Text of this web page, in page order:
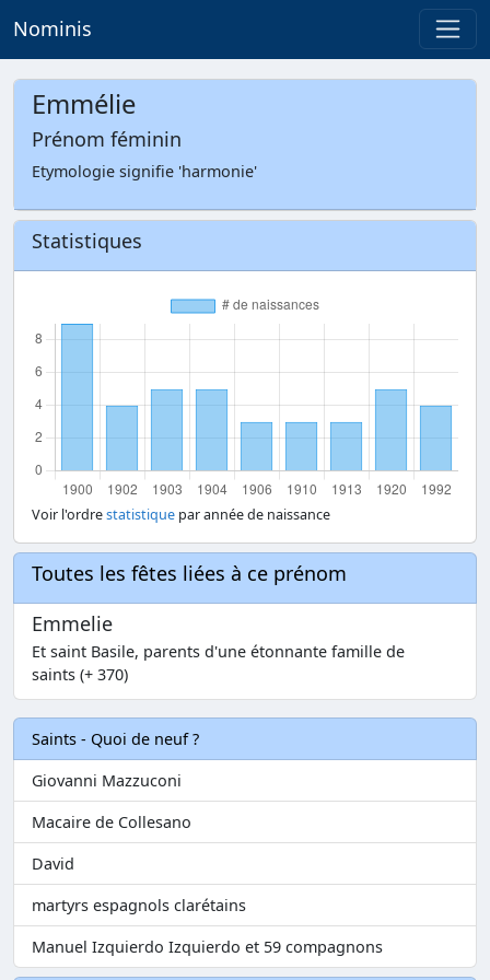
Nominis
Emmélie
Prénom féminin
Etymologie signifie 'harmonie'
Statistiques
Voir l'ordrestatistique par année de naissance
Toutes les fêtes liées à ce prénom
Emmelie
Et saint Basile, parents d'une étonnante famille de
saints (+ 370)
Saints - Quoi de neuf ?
Giovanni Mazzuconi
Macaire de Collesano
David
martyrs espagnols clarétains
Manuel Izquierdo Izquierdo et 59 compagnons